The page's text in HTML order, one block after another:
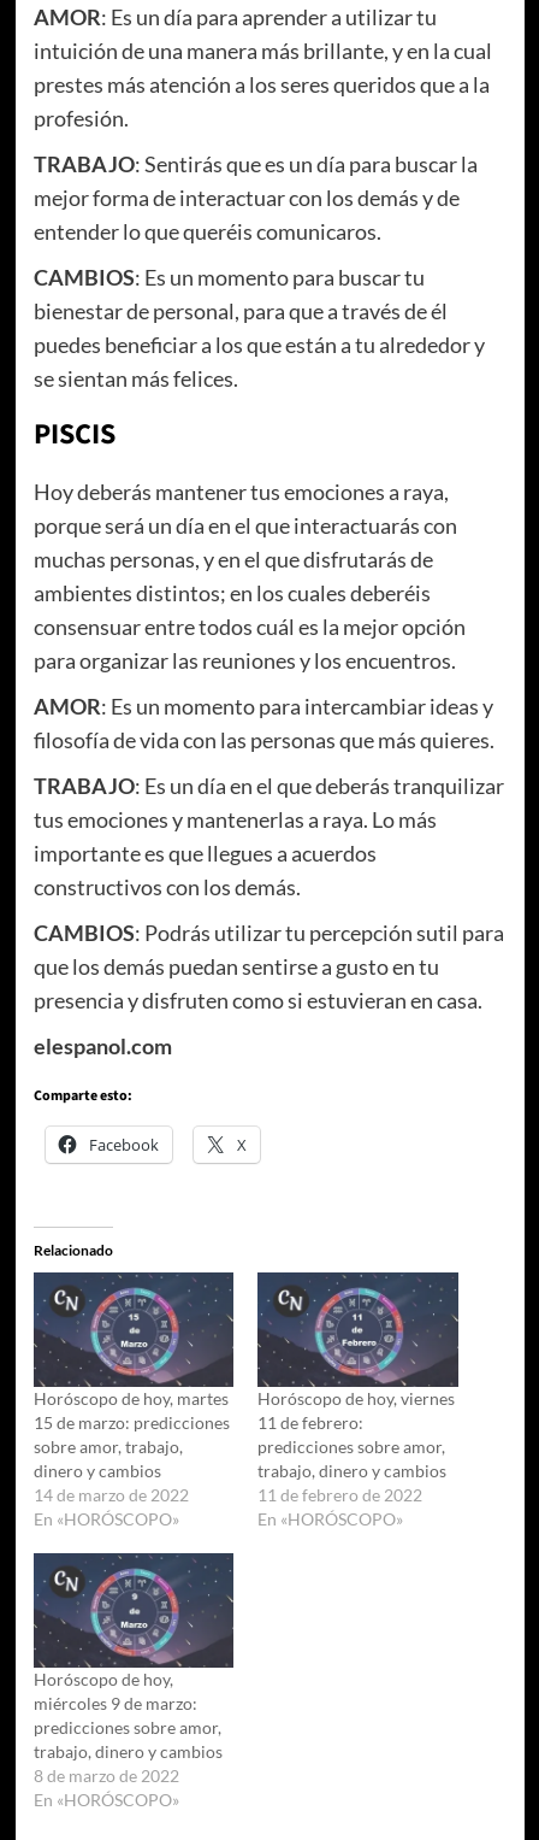
AMOR: Es un día para aprender a utilizar tu
intuición de una manera más brillante, y en la cual
prestes más atención a los seres queridos que a la
profesión.
TRABAJO: Sentirás que es un día para buscar la
mejor forma de interactuar con los demás y de
entender lo que queréis comunicaros.
CAMBIOS: Es un momento para buscar tu
bienestar de personal, para que a través de él
puedes beneficiar a los que están a tu alrededor y
se sientan más felices.
PISCIS
Hoy deberás mantener tus emociones a raya,
porque será un día en el que interactuarás con
muchas personas, y en el que disfrutarás de
ambientes distintos; en los cuales deberéis
consensuar entre todos cuál es la mejor opción
para organizar las reuniones y los encuentros.
AMOR: Es un momento para intercambiar ideas y
filosofía de vida con las personas que más quieres.
TRABAJO: Es un día en el que deberás tranquilizar
tus emociones y mantenerlas a raya. Lo más
importante es que llegues a acuerdos
constructivos con los demás.
CAMBIOS: Podrás utilizar tu percepción sutil para
que los demás puedan sentirse a gusto en tu
presencia y disfruten como si estuvieran en casa.
elespanol.com
Comparte esto:
Facebook X
Relacionado
Horóscopo de hoy, martes
15 de marzo: predicciones
sobre amor, trabajo,
dinero y cambios
14 de marzo de 2022
En «HORÓSCOPO»
Horóscopo de hoy, viernes
11 de febrero:
predicciones sobre amor,
trabajo, dinero y cambios
11 de febrero de 2022
En «HORÓSCOPO»
Horóscopo de hoy,
miércoles 9 de marzo:
predicciones sobre amor,
trabajo, dinero y cambios
8 de marzo de 2022
En «HORÓSCOPO»